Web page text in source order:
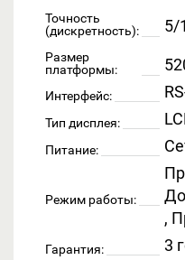
Точность
(дискретность):
5/
Размер
платформы:
Интерфейс:
Тип дисплея:
Питание:
Режим работы:
,
Гарантия: 3